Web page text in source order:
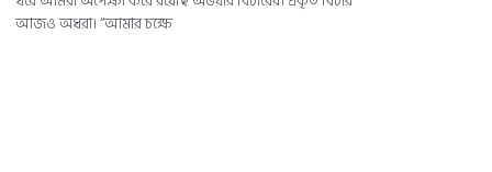
আজও অধরা। “আমার চক্ষে